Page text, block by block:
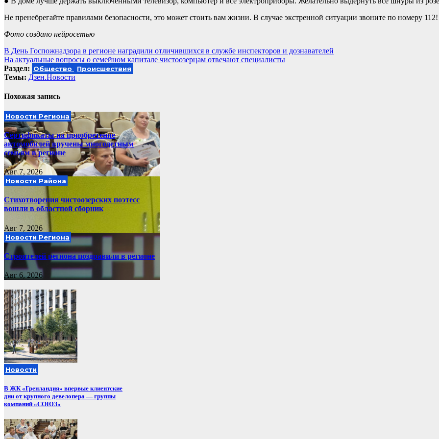
Не пренебрегайте правилами безопасности, это может стоить вам жизни. В случае экстренной ситуации звоните по номеру 112!
Фото создано нейросетью
Навигация
по
записям
В День Госпожнадзора в регионе наградили отличившихся в службе инспекторов и дознавателей
На актуальные вопросы о семейном капитале чистоозерцам отвечают специалисты
Раздел: Общество Происшествия
Темы: Дзен.Новости
Похожая запись
Новости Региона
Сертификаты на приобретение
автомобилей вручены многодетным
семьям в регионе
Авг 7, 2026
Новости Района
Стихотворения чистоозерских поэтесс
вошли в областной сборник
Авг 7, 2026
Новости Региона
Строителей региона поздравили в регионе
Авг 6, 2026
Новости
В ЖК «Гренландия» впервые клиентские
дни от крупного девелопера — группы
компаний «СОЮЗ»